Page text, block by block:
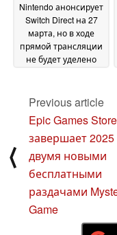
Nintendo анонсирует
Switch Direct на 27
марта, но в ходе
прямой трансляции
не будет уделено
⟨
Previous article
Epic Games Store
завершает
двумя новыми
бесплатными
раздачами
Game